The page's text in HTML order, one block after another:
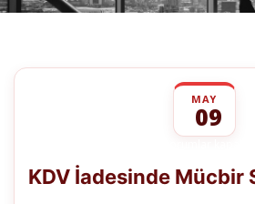
MAY
09
Mücbir
Sebep
KDV İadesinde Mücbir